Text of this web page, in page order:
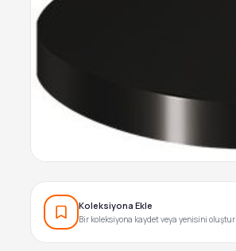
Koleksiyona Ekle
Bir koleksiyona kaydet veya yenisini oluştur